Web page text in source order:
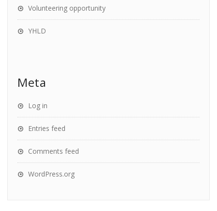
Volunteering opportunity
YHLD
Meta
Log in
Entries feed
Comments feed
WordPress.org